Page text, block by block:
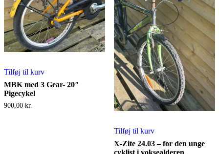
Tilføj til kurv
MBK med 3 Gear- 20″
Pigecykel
900,00 kr.
Tilføj til kurv
X-Zite 24.03 – for den unge
cyklist i voksealderen